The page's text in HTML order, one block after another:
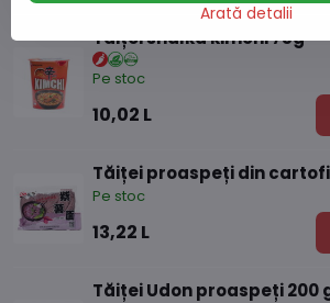
Tăiței shalka kimchi 75g
Pe stoc
10,02 L
Tăiței proaspeți din
Pe stoc
13,22 L
Tăiței Udon proaspeți 200
Arată detalii